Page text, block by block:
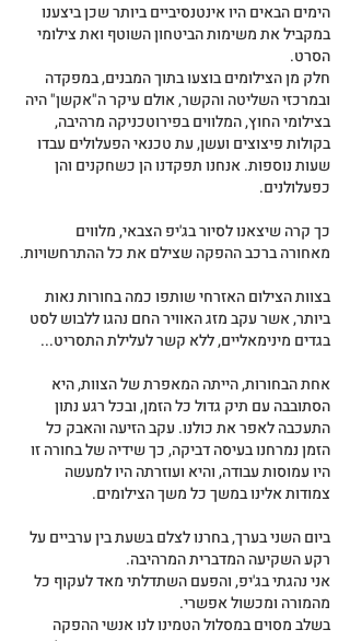
הימים הבאים היו אינטנסיביים ביותר שכן ביצענו
במקביל את משימות הביטחון השוטף ואת צילומי
הסרט.
חלק מן הצילומים בוצעו בתוך המבנים, במפקדה
ובמרכזי השליטה והקשר, אולם עיקר ה"אקשן" היה
בצילומי החוץ, המלווים בפירוטכניקה מרהיבה,
בקולות פיצוצים ועשן, עת טכנאי הפעלולים עבדו
שעות נוספות. אנחנו תפקדנו הן כשחקנים והן
כפעלולנים.
כך קרה שיצאנו לסיור בג'יפ הצבאי, מלווים
מאחורה ברכב ההפקה שצילם את כל ההתרחשויות.
בצוות הצילום האזרחי שותפו כמה בחורות נאות
ביותר, אשר עקב מזג האוויר החם נהגו ללבוש לסט
בגדים מינימאליים, ללא קשר לעלילת התסריט...
אחת הבחורות, הייתה המאפרת של הצוות, היא
הסתובבה עם תיק גדול כל הזמן, ובכל רגע נתון
התעכבה לאפר את כולנו. עקב הזיעה והאבק כל
הזמן נמרחנו בעיסה דביקה, כך שידיה של בחורה זו
היו עמוסות עבודה, והיא ועוזרתה היו למעשה
צמודות אלינו במשך כל משך הצילומים.
ביום השני בערך, בחרנו לצלם בשעת בין ערביים על
רקע השקיעה המדברית המרהיבה.
אני נהגתי בג'יפ, והפעם השתדלתי מאד לעקוף כל
מהמורה ומכשול אפשרי.
בשלב מסוים במסלול הטמינו לנו אנשי ההפקה